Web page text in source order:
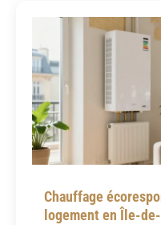
Chauffage
logement en Île-